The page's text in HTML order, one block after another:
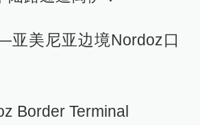
亚美尼亚边境Nordoz口
Border Terminal